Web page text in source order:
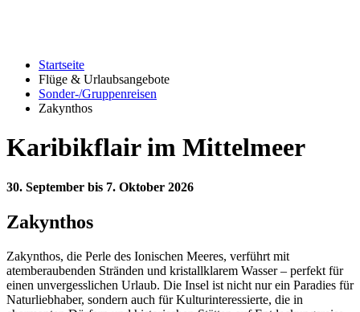
Startseite
Flüge & Urlaubsangebote
Sonder-/Gruppenreisen
Zakynthos
Karibikflair im Mittelmeer
30. September bis 7. Oktober 2026
Zakynthos
Zakynthos, die Perle des Ionischen Meeres, verführt mit
atemberaubenden Stränden und kristallklarem Wasser – perfekt für
einen unvergesslichen Urlaub. Die Insel ist nicht nur ein Paradies für
Naturliebhaber, sondern auch für Kulturinteressierte, die in